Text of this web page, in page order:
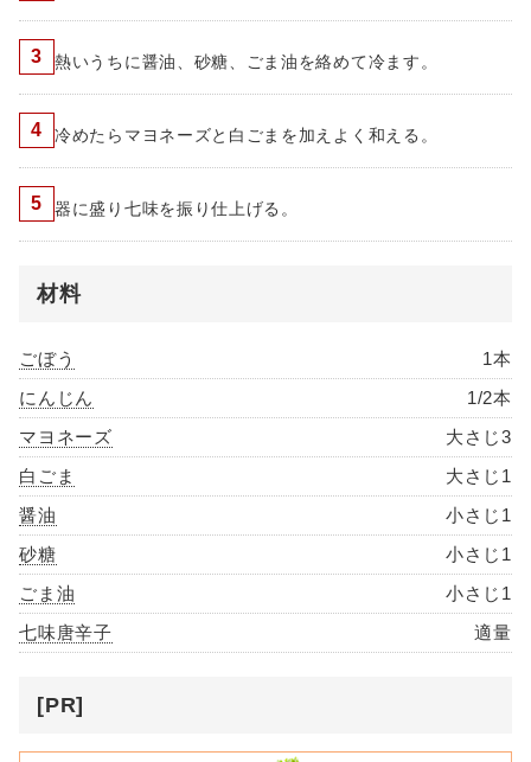
3 熱いうちに醤油、砂糖、ごま油を絡めて冷ます。
4 冷めたらマヨネーズと白ごまを加えよく和える。
5 器に盛り七味を振り仕上げる。
材料
ごぼう
1本
にんじん
1/2本
マヨネーズ
大さじ3
白ごま
大さじ1
醤油
小さじ1
砂糖
小さじ1
ごま油
小さじ1
七味唐辛子
適量
[PR]